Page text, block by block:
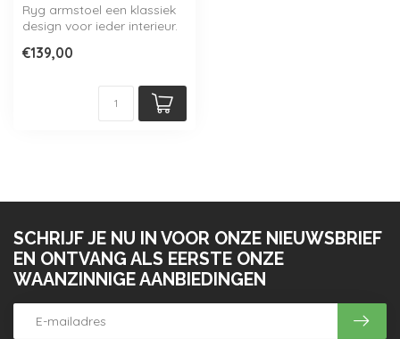
Ryg armstoel een klassiek
design voor ieder interieur.
€139,00
SCHRIJF JE NU IN VOOR ONZE NIEUWSBRIEF
EN ONTVANG ALS EERSTE ONZE
WAANZINNIGE AANBIEDINGEN